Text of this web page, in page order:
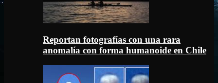
Reportan fotografías con una rara
anomalía con forma humanoide en Chile